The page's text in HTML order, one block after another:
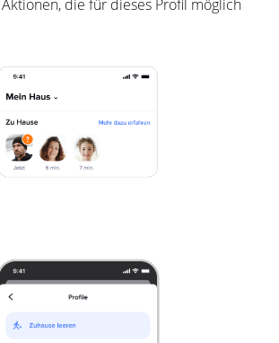
die für dieses Profil möglich